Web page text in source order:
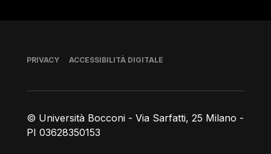
© Università Bocconi - Via Sarfatti, 25 Milano -
PI 03628350153
Piè di pagina
PRIVACY ACCESSIBILITÀ DIGITALE